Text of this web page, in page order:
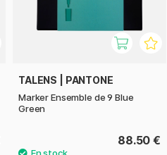
TALENS | PANTONE
Marker Ensemble de 9 Blue
Green
88.50 €